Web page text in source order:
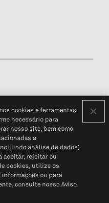
do cliente (em inglês)
© 2026 S&P Global
cookies e ferramentas
necessário para
nosso site, bem como
a
análise de dados)
aceitar, rejeitar ou
cookies, utilize os
informações ou para
consulte nosso Aviso